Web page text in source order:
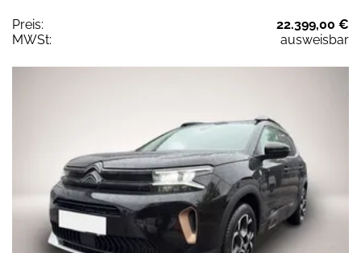
Preis:
22.399,00 €
MWSt:
ausweisbar